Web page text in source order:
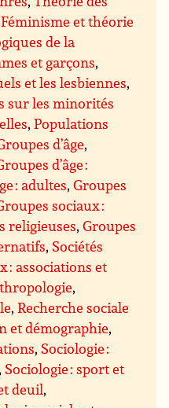
Féminisme et théorie
de la
et garçons,
et les lesbiennes,
sur les minorités
,Populations
d’âge,
d’âge :
: adultes,Groupes
sociaux :
religieuses,Groupes
, Sociétés
: associations et
,
,Recherche sociale
et démographie,
, Sociologie :
, Sociologie : sport et
deuil,